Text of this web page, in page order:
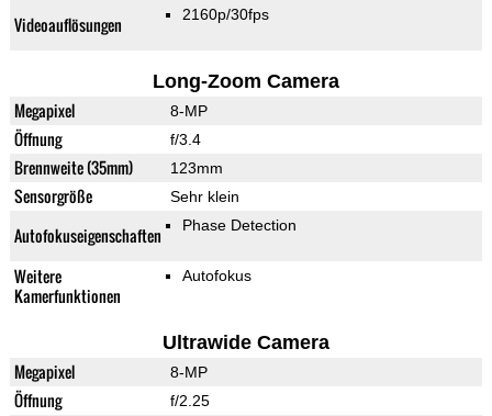
Videoauflösungen 2160p/30fps
Long-Zoom Camera
Megapixel 8-MP
Öffnung f/3.4
Brennweite (35mm) 123mm
Sensorgröße Sehr klein
Autofokuseigenschaften Phase Detection
Weitere
Kamerfunktionen
Autofokus
Ultrawide Camera
Megapixel 8-MP
Öffnung f/2.25